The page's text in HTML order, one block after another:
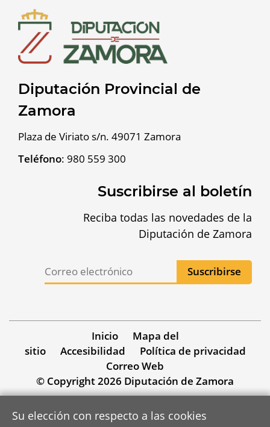
Diputación Provincial de
Zamora
Plaza de Viriato s/n. 49071 Zamora
Teléfono: 980 559 300
Suscribirse al boletín
Reciba todas las novedades de la
Diputación de Zamora
Inicio
Mapa del
sitio
Accesibilidad
Política de privacidad
Correo Web
© Copyright 2026 Diputación de Zamora
Su elección con respecto a las cookies